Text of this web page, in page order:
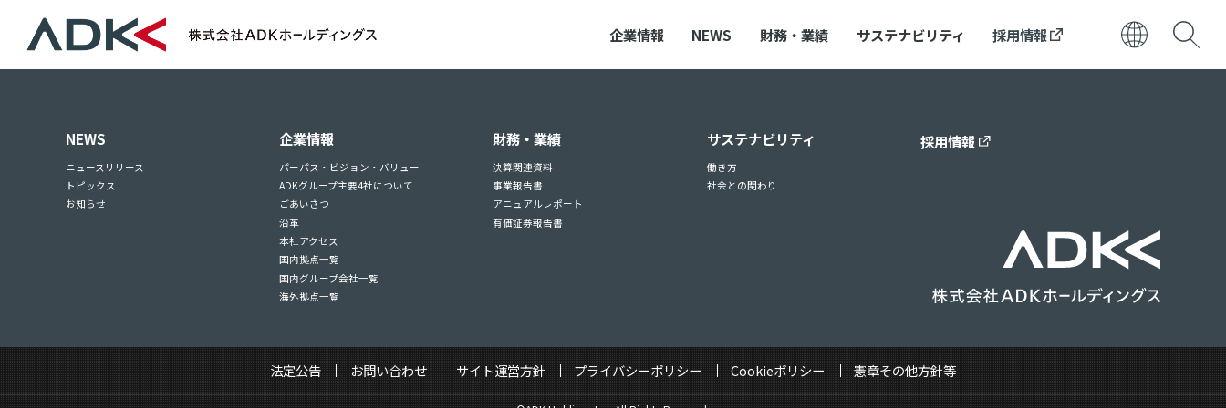
企業情報 NEWS 財務・業績 サステナビリティ 採用情報
NEWS
ニュースリリース
トピックス
お知らせ
企業情報
パーパス・ビジョン・バリュー
ADKグループ主要4社について
ごあいさつ
沿革
本社アクセス
国内拠点一覧
国内グループ会社一覧
海外拠点一覧
財務・業績
決算関連資料
事業報告書
アニュアルレポート
有価証券報告書
サステナビリティ
働き方
社会との関わり
採用情報
法定公告 お問い合わせ サイト運営方針 プライバシーポリシー Cookieポリシー 憲章その他方針等